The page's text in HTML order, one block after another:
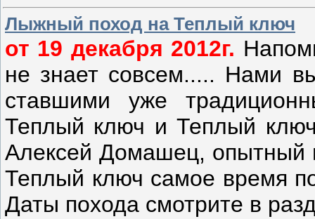
Лыжный поход на Теплый ключ
от 19 декабря 2012г.
не знает совсем..... Нами
ставшими уже
Теплый ключ и Теплый
Алексей Домашец, опытный
Теплый ключ самое время
Даты похода смотрите в